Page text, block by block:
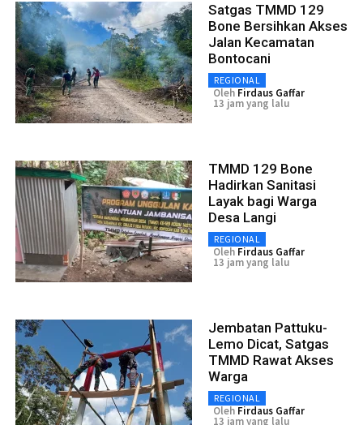
Satgas TMMD 129
Bone Bersihkan Akses
Jalan Kecamatan
Bontocani
REGIONAL
Oleh Firdaus Gaffar
13 jam yang lalu
TMMD 129 Bone
Hadirkan Sanitasi
Layak bagi Warga
Desa Langi
REGIONAL
Oleh Firdaus Gaffar
13 jam yang lalu
Jembatan Pattuku-
Lemo Dicat, Satgas
TMMD Rawat Akses
Warga
REGIONAL
Oleh Firdaus Gaffar
13 jam yang lalu